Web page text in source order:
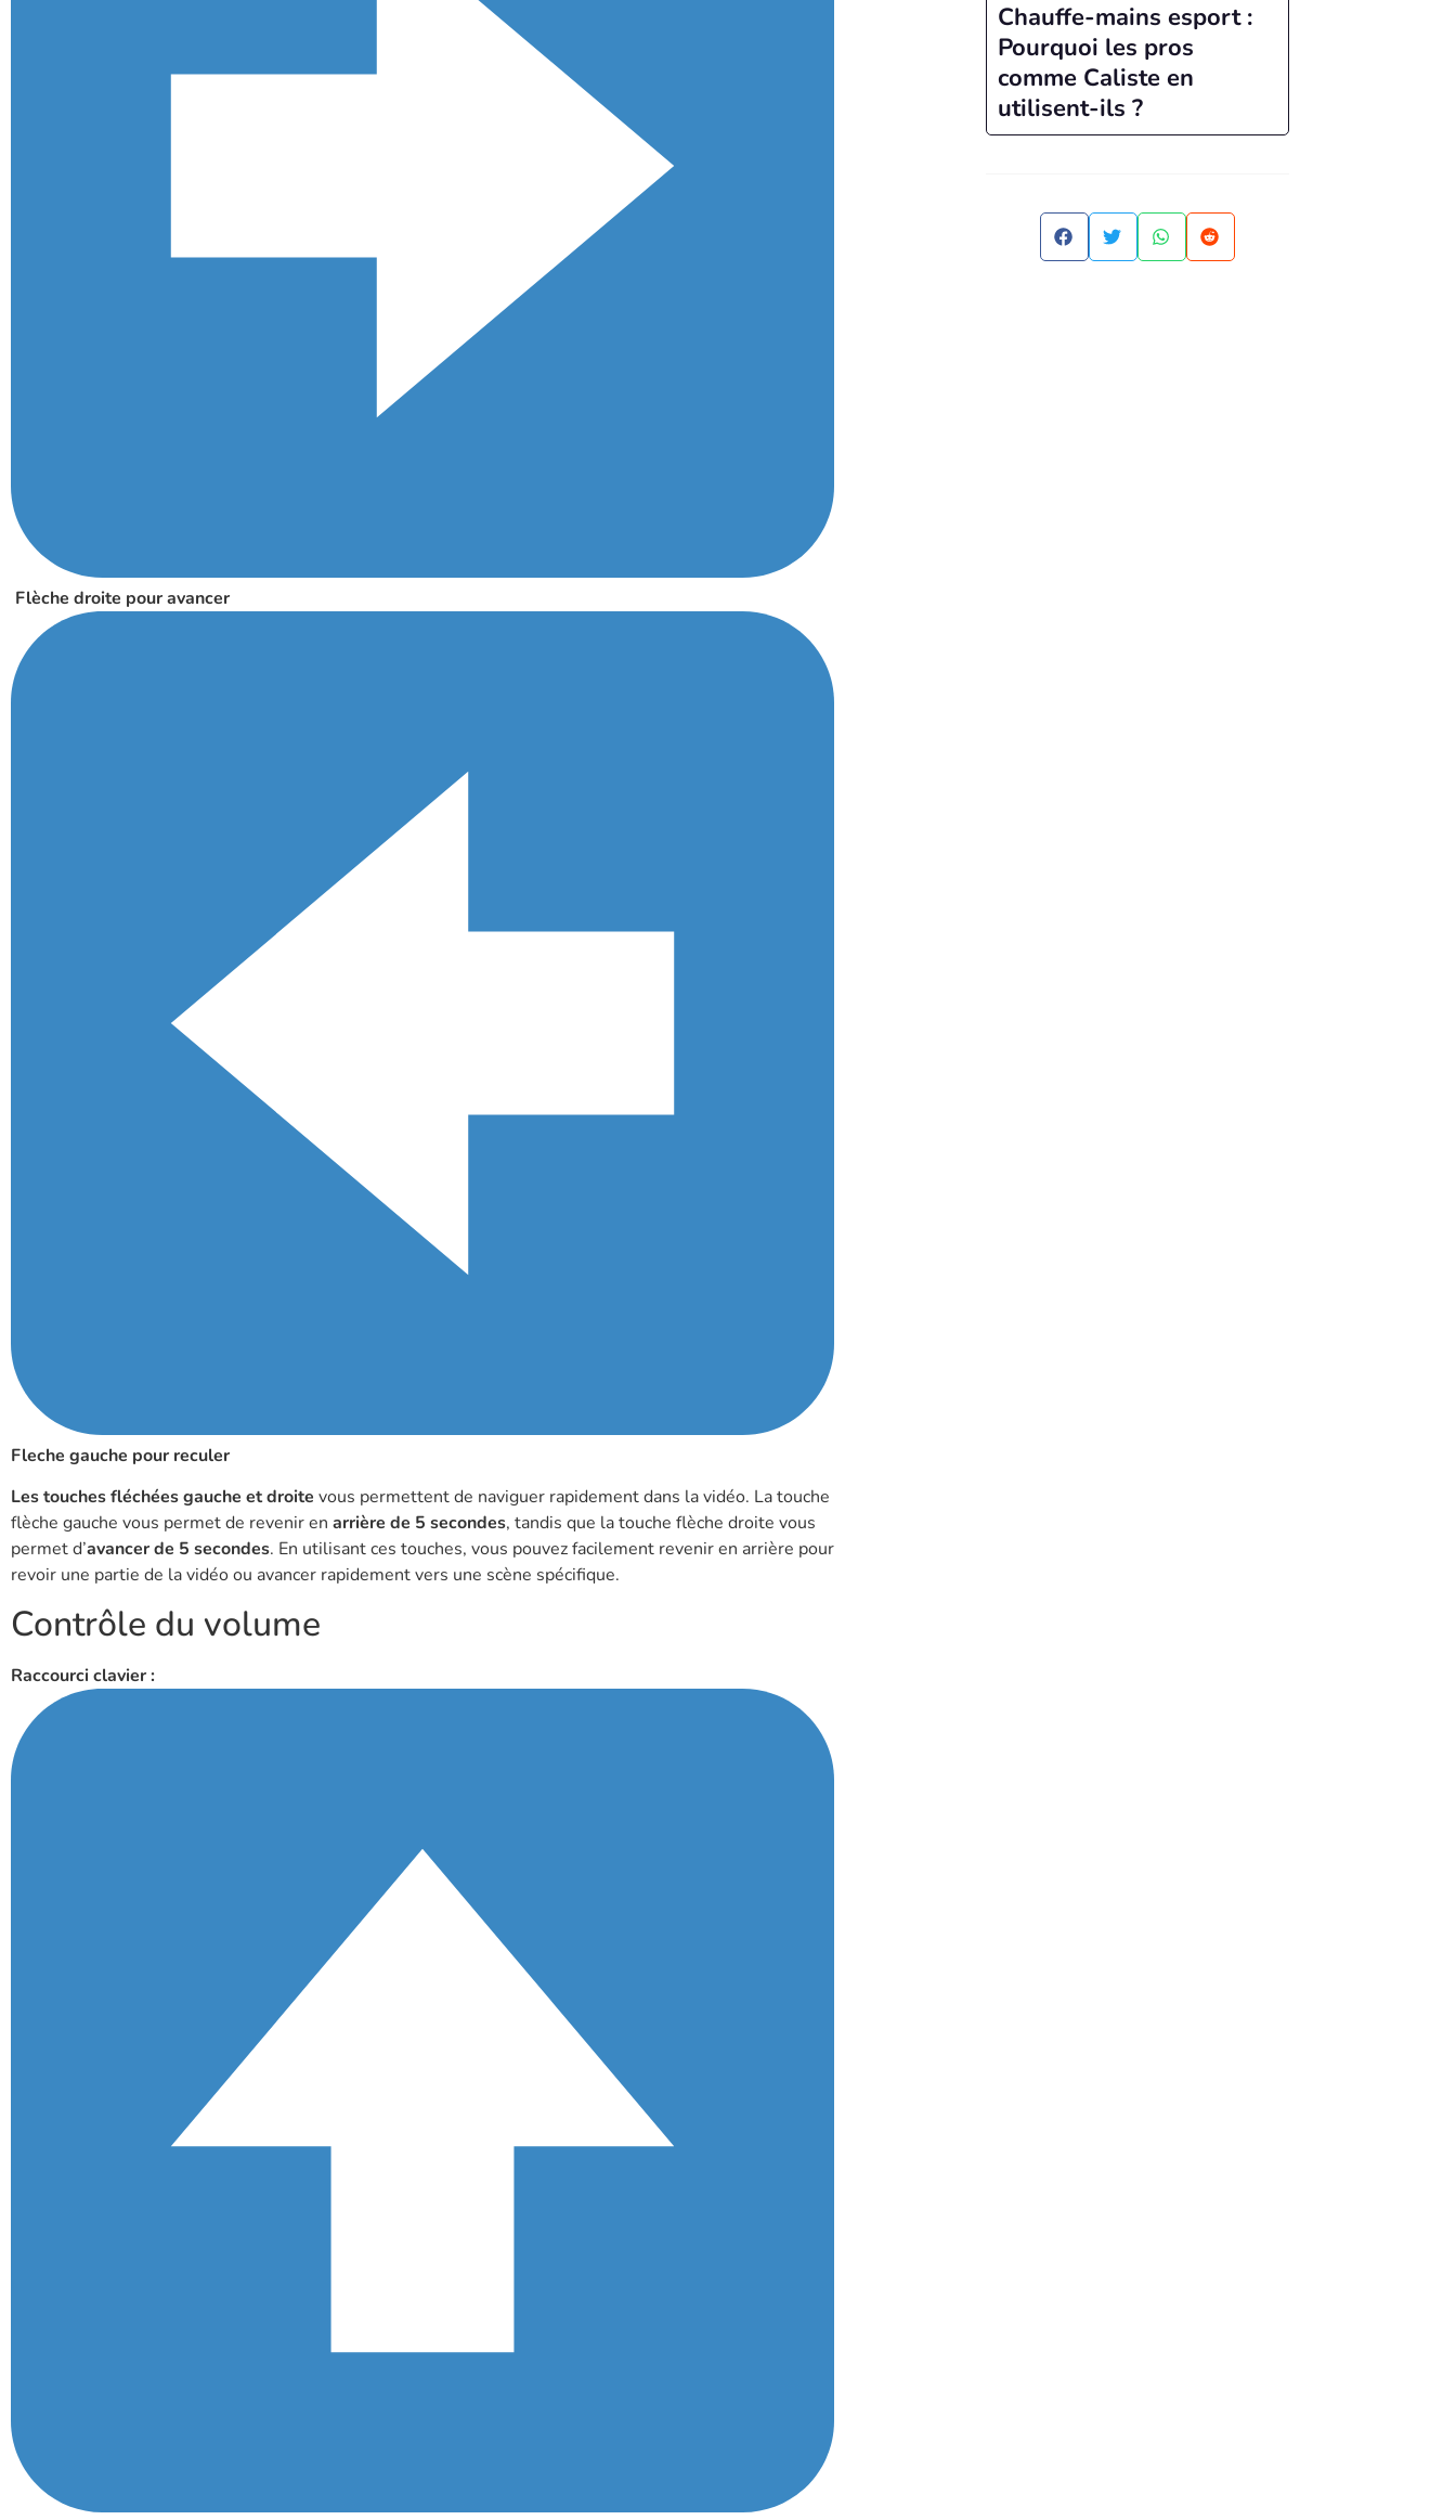
Flèche droite pour avancer
Fleche gauche pour reculer
Les touches fléchées gauche et droite vous permettent de naviguer rapidement dans la vidéo. La touche
flèche gauche vous permet de revenir en arrière de 5 secondes, tandis que la touche flèche droite vous
permet d’avancer de 5 secondes. En utilisant ces touches, vous pouvez facilement revenir en arrière pour
revoir une partie de la vidéo ou avancer rapidement vers une scène spécifique.
Contrôle du volume
Raccourci clavier :
Chauffe-mains esport :
Pourquoi les pros
comme Caliste en
utilisent-ils ?